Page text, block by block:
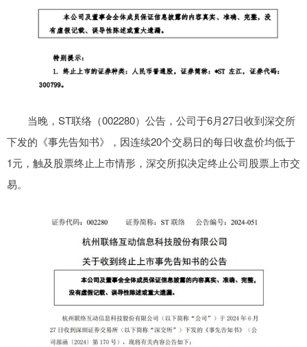
当晚，ST联络（002280）公告，公司于6月27日收到深交所
下发的《事先告知书》，因连续20个交易日的每日收盘价均低于
1元，触及股票终止上市情形，深交所拟决定终止公司股票上市交
易。